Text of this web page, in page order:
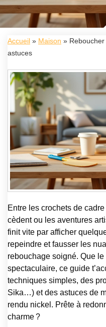
Accueil » Maison »
astuces
Entre les crochets de
cèdent ou les aventures
finit vite par afficher
repeindre et fausser les
rebouchage soigné. Que
spectaculaire, ce guide
techniques simples, des
Sika…) et des astuces de
rendu nickel. Prête à
charme ?